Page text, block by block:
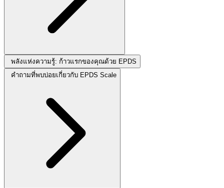
พลังแห่งความรู้: ก้าวแรกของคุณด้วย EPDS
คำถามที่พบบ่อยเกี่ยวกับ EPDS Scale